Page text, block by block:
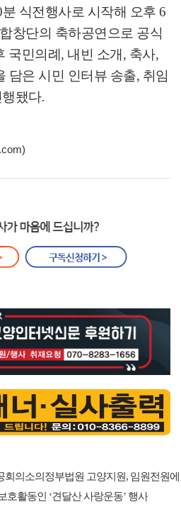
분 식전행사로 시작해 오후 6
창단의 축하공연으로 공식
국민의례 , 내빈 소개 , 축사,
담은 시민 인터뷰 송출, 취임
됐다.
회의소의정부법원 고양지원, 임원전원
호활동인 ‘견달산 사랑운동’ 행사